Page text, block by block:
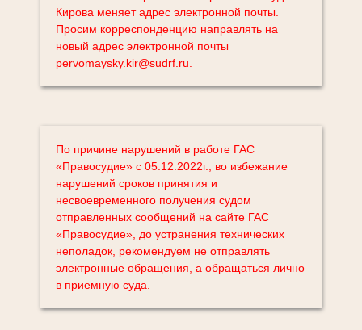
Кирова меняет адрес электронной почты.
Просим корреспонденцию направлять на
новый адрес электронной почты
pervomaysky.kir@sudrf.ru.
По причине нарушений в работе ГАС
«Правосудие» с 05.12.2022г., во избежание
нарушений сроков принятия и
несвоевременного получения судом
отправленных сообщений на сайте ГАС
«Правосудие», до устранения технических
неполадок, рекомендуем не отправлять
электронные обращения, а обращаться лично
в приемную суда.